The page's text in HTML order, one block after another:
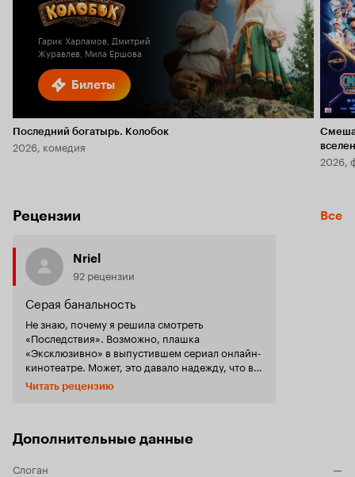
Билеты
Гарик Харламов, Дмитрий
Журавлев, Мила Ершова
Последний богатырь. Колобок
2026, комедия
6.1
2026,
Рецензии Все
Nriel
92 рецензии
Серая банальность
Не знаю, почему я решила смотреть
«Последствия». Возможно, плашка
«Эксклюзивно» в выпустившем сериал онлайн-
кинотеатре. Может, это давало надежду, что в
условиях более свободного интернет-
распространения отечественные
не на этот раз: «Последствия» по уровню
ничем не выделяются из бесконечной череды
сериалов федеральных каналов про разборки-
Читать рецензию
Дополнительные данные
Слоган
—